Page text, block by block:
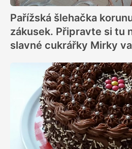
Pařížská šlehačka
zákusek. Připravte si tu
slavné cukrářky Mirky